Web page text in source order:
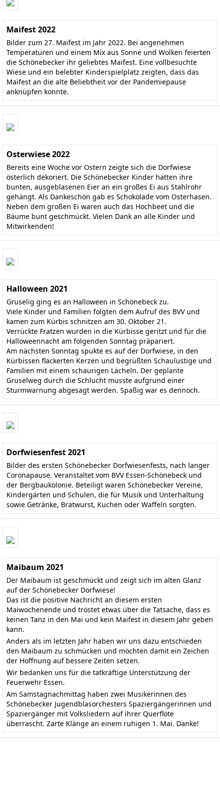
Maifest 2022
Bilder zum 27. Maifest im Jahr 2022. Bei angenehmen
Temperaturen und einem Mix aus Sonne und Wolken feierten
die Schönebecker ihr geliebtes Maifest. Eine vollbesuchte
Wiese und ein belebter Kinderspielplatz zeigten, dass das
Maifest an die alte Beliebtheit vor der Pandemiepause
anknüpfen konnte.
Osterwiese 2022
Bereits eine Woche vor Ostern zeigte sich die Dorfwiese
österlich dekoriert. Die Schönebecker Kinder hatten ihre
bunten, ausgeblasenen Eier an ein großes Ei aus Stahlrohr
gehängt. Als Dankeschön gab es Schokolade vom Osterhasen.
Neben dem großen Ei waren auch das Hochbeet und die
Bäume bunt geschmückt. Vielen Dank an alle Kinder und
Mitwirkenden!
Halloween 2021
Gruselig ging es an Halloween in Schönebeck zu.
Viele Kinder und Familien folgten dem Aufruf des BVV und
kamen zum Kürbis schnitzen am 30. Oktober 21.
Verrückte Fratzen wurden in die Kürbisse geritzt und für die
Halloweennacht am folgenden Sonntag präpariert.
Am nächsten Sonntag spukte es auf der Dorfwiese, in den
Kürbissen flackerten Kerzen und begrüßten Schaulustige und
Familien mit einem schaurigen Lächeln. Der geplante
Gruselweg durch die Schlucht musste aufgrund einer
Sturmwarnung abgesagt werden. Spaßig war es dennoch.
Dorfwiesenfest 2021
Bilder des ersten Schönebecker Dorfwiesenfests, nach langer
Coronapause. Veranstaltet vom BVV Essen-Schönebeck und
der Bergbaukolonie. Beteiligt waren Schönebecker Vereine,
Kindergärten und Schulen, die für Musik und Unterhaltung
sowie Getränke, Bratwurst, Kuchen oder Waffeln sorgten.
Maibaum 2021
Der Maibaum ist geschmückt und zeigt sich im alten Glanz
auf der Schönebecker Dorfwiese!
Das ist die positive Nachricht an diesem ersten
Maiwochenende und tröstet etwas über die Tatsache, dass es
keinen Tanz in den Mai und kein Maifest in diesem Jahr geben
kann.
Anders als im letzten Jahr haben wir uns dazu entschieden
den Maibaum zu schmücken und möchten damit ein Zeichen
der Hoffnung auf bessere Zeiten setzen.
Wir bedanken uns für die tatkräftige Unterstützung der
Feuerwehr Essen.
Am Samstagnachmittag haben zwei Musikerinnen des
Schönebecker Jugendblasorchesters Spaziergängerinnen und
Spaziergänger mit Volksliedern auf ihrer Querflöte
überrascht. Zarte Klänge an einem ruhigen 1. Mai. Danke!